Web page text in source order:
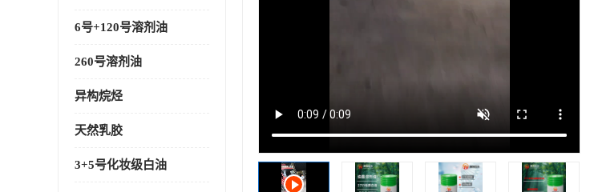
6号+120号溶剂油
260号溶剂油
异构烷烃
天然乳胶
3+5号化妆级白油